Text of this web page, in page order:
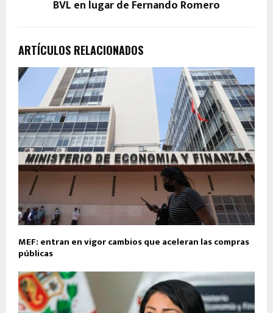
BVL en lugar de Fernando Romero
ARTÍCULOS RELACIONADOS
MEF: entran en vigor cambios que aceleran las compras
públicas